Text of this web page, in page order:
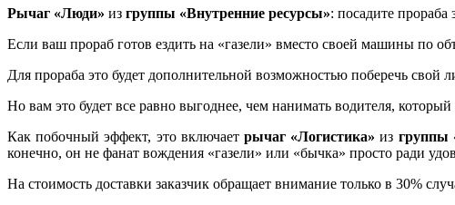
Рычаг «Люди» из группы «Внутренние ресурсы»: посадите прораба
Если ваш прораб готов ездить на «газели» вместо своей машины по
Для прораба это будет дополнительной возможностью поберечь свой
Но вам это будет все равно выгоднее, чем нанимать водителя, который
Как побочный эффект, это включает рычаг «Логистика»из группы
конечно, он не фанат вождения «газели» или «бычка» просто ради
На стоимость доставки заказчик обращает внимание только в 30%